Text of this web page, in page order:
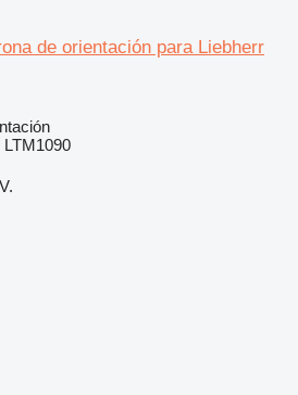
de orientación para Liebherr